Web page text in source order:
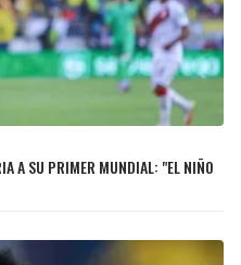
A SU PRIMER MUNDIAL: "EL NIÑO